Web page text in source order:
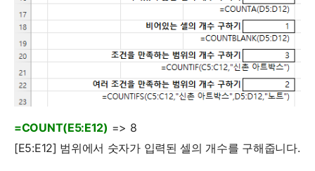
=COUNT(E5:E12) => 8
[E5:E12] 범위에서 숫자가 입력된 셀의 개수를 구해줍니다.